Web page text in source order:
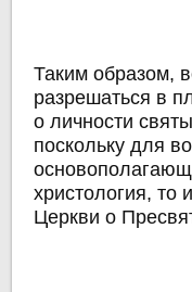
Таким образом,
разрешаться в
о личности
поскольку для
христология, то
Церкви о